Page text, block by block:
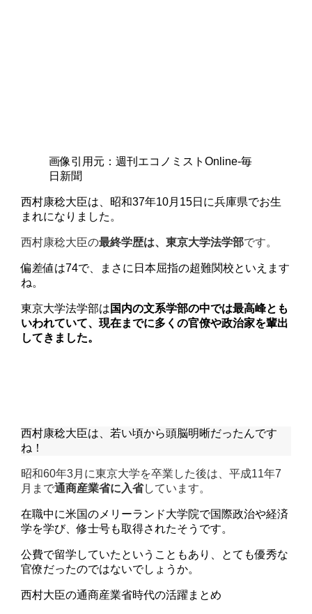
画像引用元：週刊エコノミストOnline-毎
日新聞
西村康稔大臣は、昭和37年10月15日に兵庫県でお生
まれになりました。
西村康稔大臣の最終学歴は、東京大学法学部です。
偏差値は74で、まさに日本屈指の超難関校といえます
ね。
東京大学法学部は 国内の文系学部の中では最高峰とも
いわれていて、現在までに多くの官僚や政治家を輩出
してきました。
西村康稔大臣は、若い頃から頭脳明晰だったんです
ね！
昭和60年3月に東京大学を卒業した後は、平成11年7
月まで通商産業省に入省しています。
在職中に米国のメリーランド大学院で国際政治や経済
学を学び、修士号も取得されたそうです。
公費で留学していたということもあり、とても優秀な
官僚だったのではないでしょうか。
西村大臣の通商産業省時代の活躍まとめ